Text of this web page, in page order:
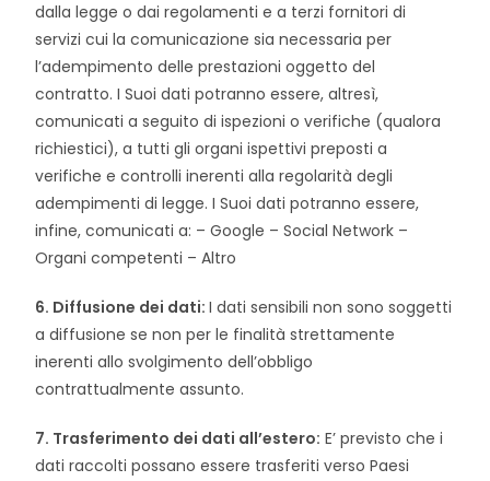
dalla legge o dai regolamenti e a terzi fornitori di
servizi cui la comunicazione sia necessaria per
l’adempimento delle prestazioni oggetto del
contratto. I Suoi dati potranno essere, altresì,
comunicati a seguito di ispezioni o verifiche (qualora
richiestici), a tutti gli organi ispettivi preposti a
verifiche e controlli inerenti alla regolarità degli
adempimenti di legge. I Suoi dati potranno essere,
infine, comunicati a: – Google – Social Network –
Organi competenti – Altro
6. Diffusione dei dati:I dati sensibili non sono soggetti
a diffusione se non per le finalità strettamente
inerenti allo svolgimento dell’obbligo
contrattualmente assunto.
7. Trasferimento dei dati all’estero: E’ previsto che i
dati raccolti possano essere trasferiti verso Paesi